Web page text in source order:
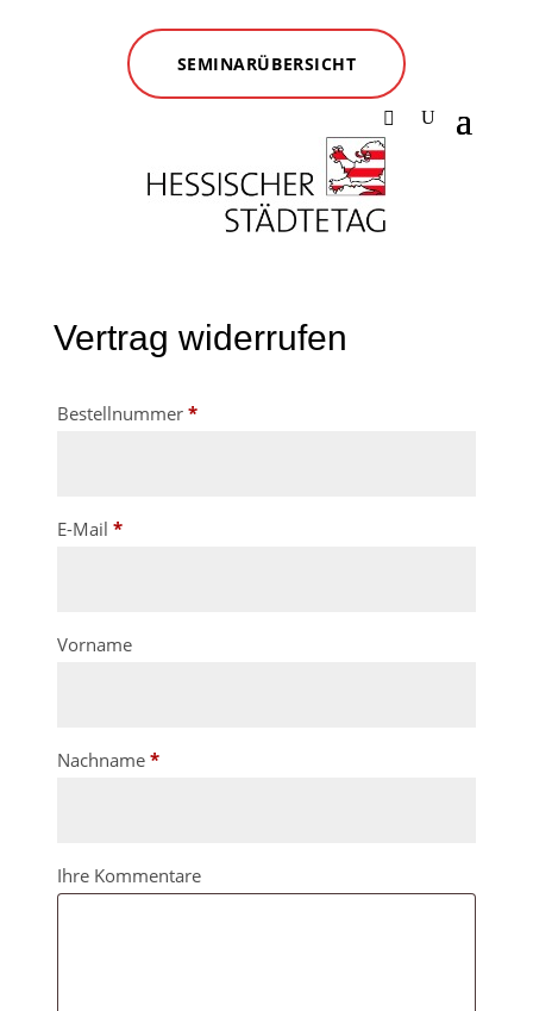
SEMINARÜBERSICHT
Vertrag widerrufen
Bestellnummer *erforderlich
E-Mail *erforderlich
Vorname
Nachname *erforderlich
Page URI *erforderlich
Ihre Kommentare